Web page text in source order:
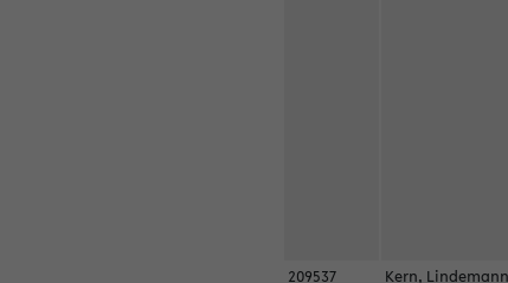
209537 Kern, Lindemann